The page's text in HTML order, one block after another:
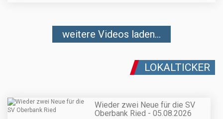
weitere Videos laden...
LOKALTICKER
Wieder zwei Neue für die SV
Oberbank Ried - 05.08.2026